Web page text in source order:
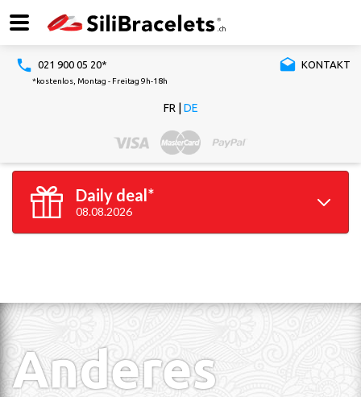
021 900 05 20* KONTAKT
*kostenlos, Montag - Freitag 9h-18h
FR DE
Daily deal*
08.08.2026
100GRATIS*Silikonarmbänder
Anderes